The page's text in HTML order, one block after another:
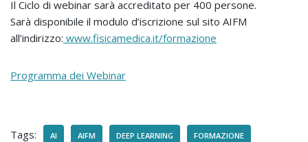
Il Ciclo di webinar sarà accreditato per 400 persone.
Sarà disponibile il modulo d’iscrizione sul sito AIFM
all’indirizzo: www.fisicamedica.it/formazione
Programma dei Webinar
Tags: AI AIFM DEEP LEARNING FORMAZIONE